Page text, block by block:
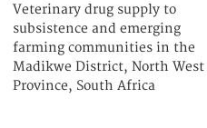
Veterinary drug supply to
subsistence and emerging
farming communities in the
Madikwe District, North West
Province, South Africa